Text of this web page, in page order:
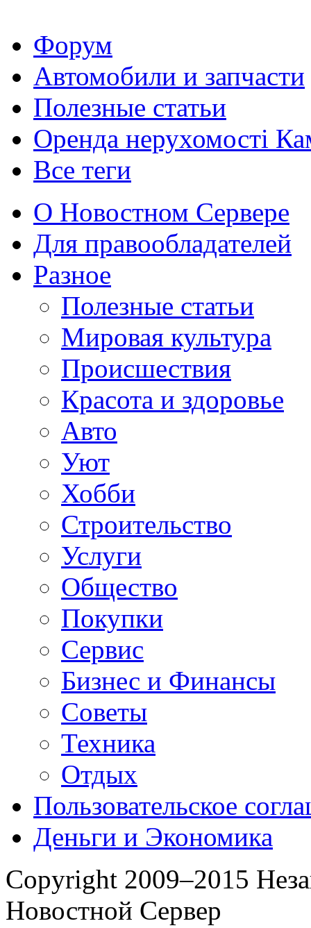
Форум
Автомобили и запчасти
Полезные статьи
Оренда нерухомості
Все теги
О Новостном Сервере
Для правообладателей
Разное
Полезные статьи
Мировая культура
Происшествия
Красота и здоровье
Авто
Уют
Хобби
Строительство
Услуги
Общество
Покупки
Сервис
Бизнес и Финансы
Советы
Техника
Отдых
Пользовательское
Деньги и Экономика
Copyright 2009–2015
Новостной Сервер